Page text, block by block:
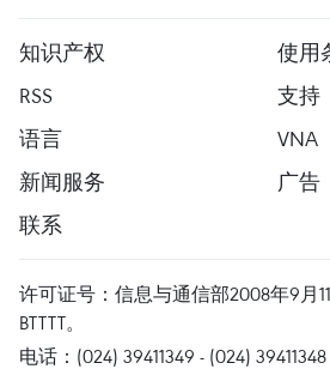
知识产权
使用
RSS
支持
语言
VNA
新闻服务
广告
联系
许可证号：信息与通信部2008年9月
BTTTT。
电话：(024) 39411349 - (024)